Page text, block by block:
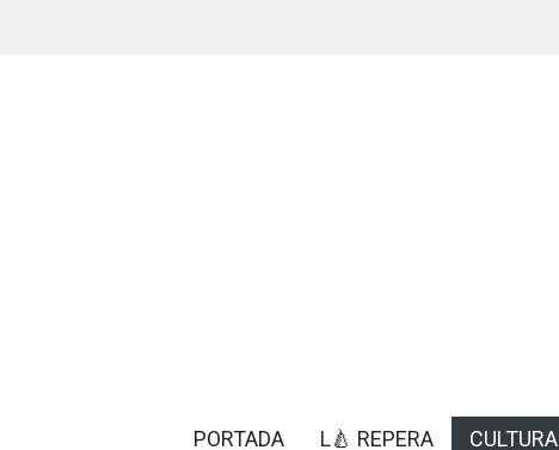
PORTADA L🍐 REPERA CULTURA